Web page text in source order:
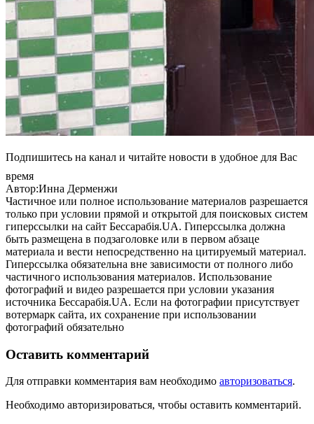
Подпишитесь на канал и читайте новости в удобное для Вас
время
Автор:Инна Дерменжи
Частичное или полное использование материалов разрешается
только при условии прямой и открытой для поисковых систем
гиперссылки на сайт Бессарабія.UA. Гиперссылка должна
быть размещена в подзаголовке или в первом абзаце
материала и вести непосредственно на цитируемый материал.
Гиперссылка обязательна вне зависимости от полного либо
частичного использования материалов. Использование
фотографий и видео разрешается при условии указания
источника Бессарабія.UA. Если на фотографии присутствует
вотермарк сайта, их сохранение при использовании
фотографий обязательно
Оставить комментарий
Для отправки комментария вам необходимо авторизоваться.
Необходимо авторизироваться, чтобы оставить комментарий.